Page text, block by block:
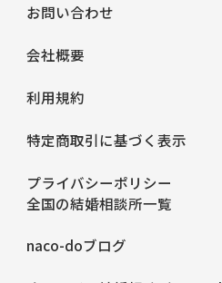
お問い合わせ
会社概要
利用規約
特定商取引に基づく表示
プライバシーポリシー
全国の結婚相談所一覧
naco-doブログ